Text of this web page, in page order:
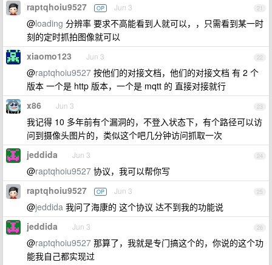
21
raptqhoiu9527 OP Jun 3
@loading 分辨率 要求不高能看到人就可以，，只需看到某一时
刻的定时抓拍图像就可以
22
xiaomo123 Jun 3
@raptqhoiu9527 按他们的对接文档，他们的对接文档 有 2 个
版本 一个是 http 版本，一个是 mqtt 的 直接对接就行
23
x86 Jun 3
我记得 10 多年前有个漏洞的，不登入状态下，有个路径可以访
问到摄像头图片的，类似这个吧几分钟访问抓取一次
24
jeddida Jun 3
@raptqhoiu9527 协议，我可以帮你写
25
raptqhoiu9527 OP Jun 3
@jeddida 我问了海康的 这个协议 达不到我的功能说
26
jeddida Jun 3
@raptqhoiu9527 那算了，我就是专门搞这个的，你说的这个功
能我自己都实现过